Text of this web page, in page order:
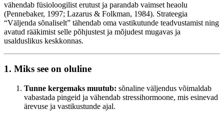
vähendab füsioloogilist erutust ja parandab vaimset heaolu
(Pennebaker, 1997; Lazarus & Folkman, 1984). Strateegia
“Väljenda sõnaliselt” tähendab oma vastikutunde teadvustamist ning
avatud rääkimist selle põhjustest ja mõjudest mugavas ja
usalduslikus keskkonnas.
1. Miks see on oluline
Tunne kergemaks muutub: sõnaline väljendus võimaldab
vabastada pingeid ja vähendab stressihormoone, mis esinevad
ärevuse ja vastikustunde ajal.